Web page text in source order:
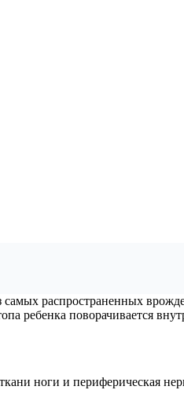
распространенных
ребенка поворачивается
ноги и периферическая